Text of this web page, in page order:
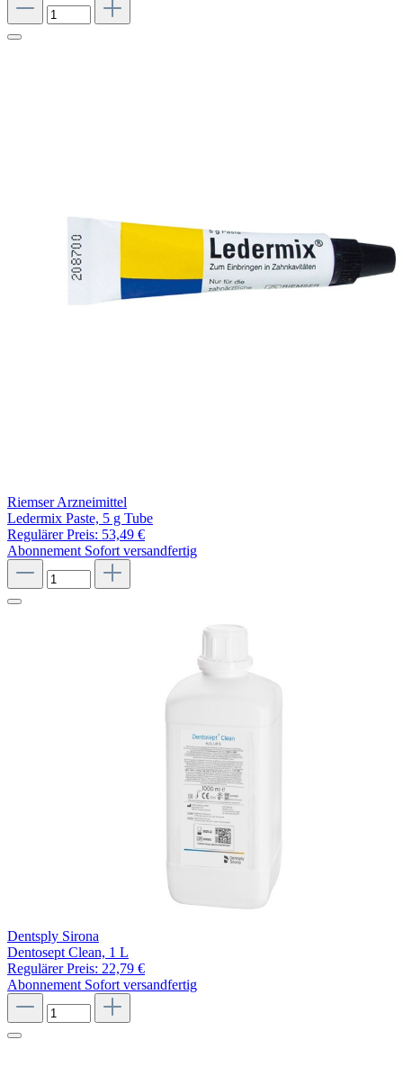
Riemser Arzneimittel
Ledermix Paste, 5 g Tube
Regulärer Preis: 53,49 €
Abonnement Sofort versandfertig
Dentsply Sirona
Dentosept Clean, 1 L
Regulärer Preis: 22,79 €
Abonnement Sofort versandfertig